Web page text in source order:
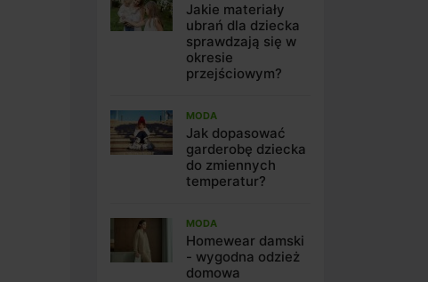
Jakie materiały
ubrań dla dziecka
sprawdzają się w
okresie
przejściowym?
MODA
Jak dopasować
garderobę dziecka
do zmiennych
temperatur?
MODA
Homewear damski
- wygodna odzież
domowa